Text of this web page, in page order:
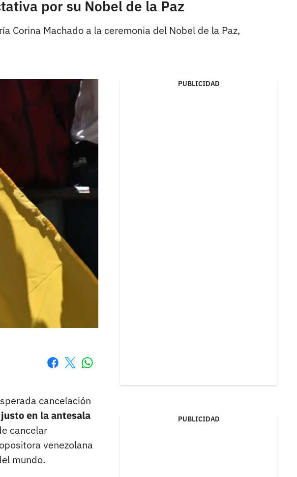
por su Nobel de la Paz
Corina Machado a la ceremonia del Nobel de la Paz,
cancelación
en la antesala
cancelar
venezolana
mundo.
PUBLICIDAD
PUBLICIDAD